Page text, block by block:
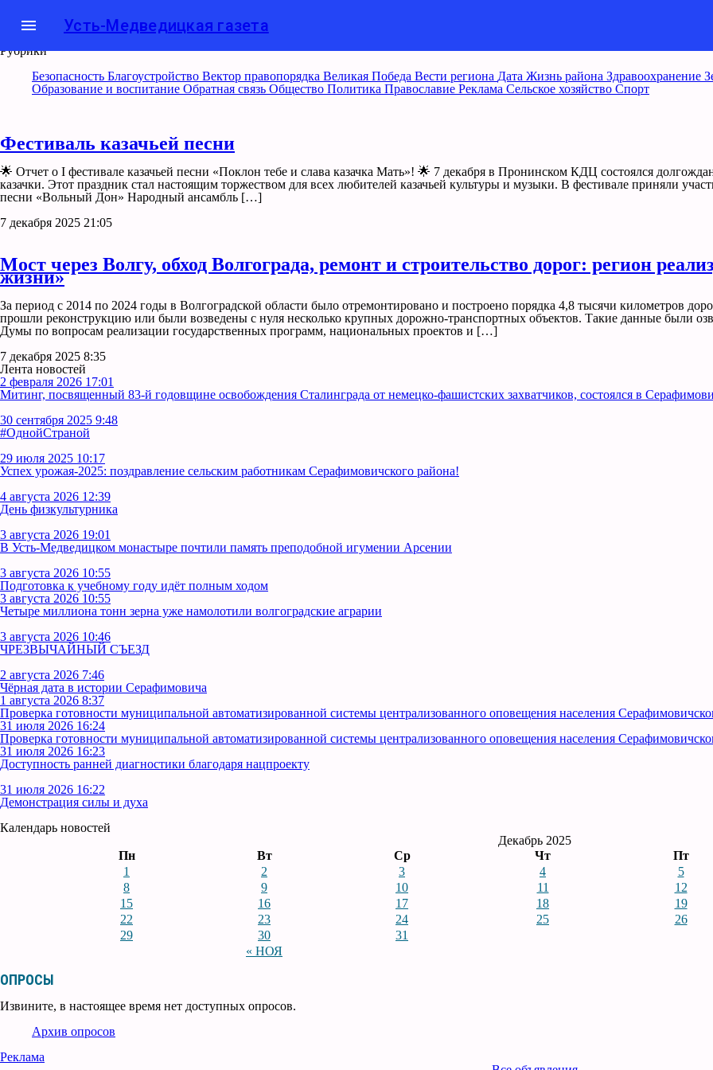
menu Усть-Медведицкая газета
Рубрики
Безопасность Благоустройство Вектор правопорядка Великая Победа Вести региона Дата Жизнь района Здравоохранение
Образование и воспитание Обратная связь Общество Политика Православие Реклама Сельское хозяйство Спорт
Фестиваль казачьей песни
🌟 Отчет о I фестивале казачьей песни «Поклон тебе и слава казачка Мать»! 🌟 7 декабря в Пронинском КДЦ состоялся
казачки. Этот праздник стал настоящим торжеством для всех любителей казачьей культуры и музыки. В фестивале приняли
песни «Вольный Дон» Народный ансамбль […]
7 декабря 2025 21:05
Мост через Волгу, обход Волгограда, ремонт и строительство дорог: регион
жизни»
За период с 2014 по 2024 годы в Волгоградской области было отремонтировано и построено порядка 4,8 тысячи километров
прошли реконструкцию или были возведены с нуля несколько крупных дорожно-транспортных объектов. Такие данные были
Думы по вопросам реализации государственных программ, национальных проектов и […]
7 декабря 2025 8:35
Лента новостей
2 февраля 2026 17:01
Митинг, посвященный 83-й годовщине освобождения Сталинграда от немецко-фашистских захватчиков, состоялся в
30 сентября 2025 9:48
#ОднойСтраной
29 июля 2025 10:17
Успех урожая-2025: поздравление сельским работникам Серафимовичского района!
4 августа 2026 12:39
День физкультурника
3 августа 2026 19:01
В Усть‑Медведицком монастыре почтили память преподобной игумении Арсении
3 августа 2026 10:55
Подготовка к учебному году идёт полным ходом
3 августа 2026 10:55
Четыре миллиона тонн зерна уже намолотили волгоградские аграрии
3 августа 2026 10:46
ЧРЕЗВЫЧАЙНЫЙ СЪЕЗД
2 августа 2026 7:46
Чёрная дата в истории Серафимовича
1 августа 2026 8:37
Проверка готовности муниципальной автоматизированной системы централизованного оповещения населения
31 июля 2026 16:24
Проверка готовности муниципальной автоматизированной системы централизованного оповещения населения
31 июля 2026 16:23
Доступность ранней диагностики благодаря нацпроекту
31 июля 2026 16:22
Демонстрация силы и духа
Календарь новостей
Декабрь 2025
Пн
Вт Ср Чт Пт
« НОЯ
1 2 3 4 5
8
9 10 11 12
15
16 17 18 19
22
23 24 25 26
29
30 31
ОПРОСЫ
Извините, в настоящее время нет доступных опросов.
Архив опросов
Реклама